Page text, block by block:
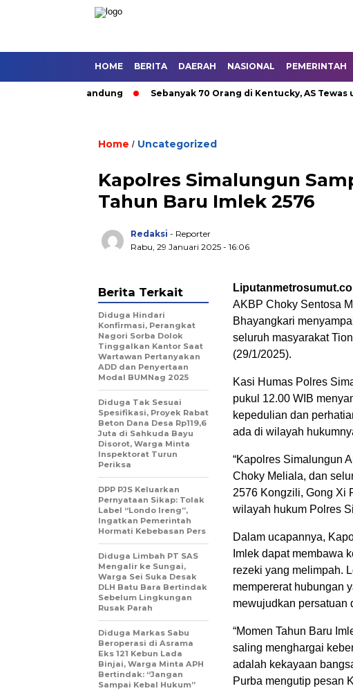
HOME BERITA DAERAH NASIONAL PEMERINTAH
Umum di Bandung Sebanyak 70 Orang di Kentucky, AS Tewas
Home / Uncategorized
Kapolres Simalungun
Tahun Baru Imlek 2576
Redaksi - Reporter
Rabu, 29 Januari 2025 - 16:06
AKBP Choky Sentosa
Bhayangkari
seluruh masyarakat
(29/1/2025).
Kasi Humas Polres
pukul 12.00 WIB
kepedulian dan
ada di wilayah
“Kapolres Simalungun
Choky Meliala, dan
2576 Kongzili, Gong Xi
wilayah hukum Polres
Dalam ucapannya,
Imlek dapat membawa
rezeki yang melimpah.
mempererat hubungan
mewujudkan persatuan
“Momen Tahun Baru
saling menghargai
adalah kekayaan
Purba mengutip pesan
Berita Terkait
Diduga Hindari
Konfirmasi, Perangkat
Nagori Sorba Dolok
Tinggalkan Kantor Saat
Wartawan Pertanyakan
ADD dan Penyertaan
Modal BUMNag 2025
Diduga Tak Sesuai
Spesifikasi, Proyek Rabat
Beton Dana Desa Rp119,6
Juta di Sahkuda Bayu
Disorot, Warga Minta
Inspektorat Turun
Periksa
DPP PJS Keluarkan
Pernyataan Sikap: Tolak
Label “Londo Ireng”,
Ingatkan Pemerintah
Hormati Kebebasan Pers
Diduga Limbah PT SAS
Mengalir ke Sungai,
Warga Sei Suka Desak
DLH Batu Bara Bertindak
Sebelum Lingkungan
Rusak Parah
Diduga Markas Sabu
Beroperasi di Asrama
Eks 121 Kebun Lada
Binjai, Warga Minta APH
Bertindak: “Jangan
Sampai Kebal Hukum”